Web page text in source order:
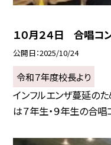
１０月２４日 合唱コ
公開日 2025/10/24
令和７年度校長より
インフルエンザ蔓延の
は７年生・９年生の合唱